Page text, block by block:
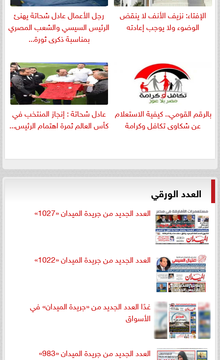
الإفتاء: نزيف الأنف لا ينقض
الوضوء ولا يوجب إعادته
رجل الأعمال عادل شحاتة يهنئ
الرئيس السيسي والشعب المصري
بمناسبة ذكرى ثورة...
بالرقم القومي.. كيفية الاستعلام
عن شكاوى تكافل وكرامة
عادل شحاتة : إنجاز المنتخب في
كأس العالم ثمرة اهتمام الرئيس...
العدد الورقي
العدد الجديد من جريدة الميدان «1027»
العدد الجديد من جريدة الميدان «1022»
غدًا العدد الجديد من «جريدة الميدان» في
الأسواق
العدد الجديد من جريدة الميدان «983»